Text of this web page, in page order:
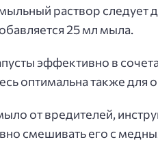
раствор следует
25 мл мыла.
эффективно в
оптимальна также для
от вредителей,
смешивать его с